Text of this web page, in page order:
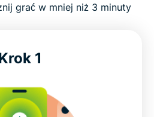
grać w mniej niż 3 minuty
1